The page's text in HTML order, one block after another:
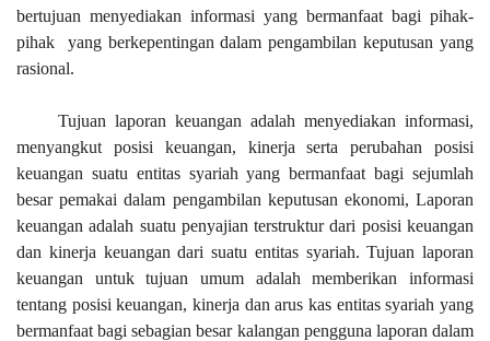
bertujuan menyediakan informasi yang bermanfaat bagi pihak-
pihak
yang berkepentingan dalam pengambilan keputusan yang
rasional.
Tujuan laporan keuangan adalah menyediakan informasi,
menyangkut posisi keuangan, kinerja serta perubahan posisi
keuangan suatu entitas syariah yang bermanfaat bagi sejumlah
besar pemakai dalam pengambilan keputusan ekonomi, Laporan
keuangan adalah suatu penyajian terstruktur dari posisi keuangan
dan kinerja keuangan dari suatu entitas syariah. Tujuan laporan
keuangan untuk tujuan umum adalah memberikan informasi
tentang posisi keuangan, kinerja dan arus kas entitas syariah yang
bermanfaat bagi sebagian besar kalangan pengguna laporan dalam